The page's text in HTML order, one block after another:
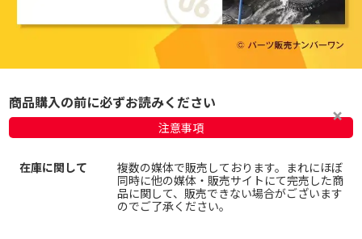
商品購入の前に必ずお読みください
注意事項
在庫に関して
複数の媒体で販売しております。まれにほぼ
同時に他の媒体・販売サイトにて完売した商
品に関して、販売できない場合がございます
のでご了承ください。